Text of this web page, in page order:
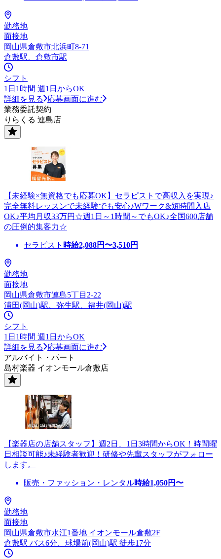
勤務地
面接地
岡山県倉敷市北浜町8-71
倉敷駅、倉敷市駅
シフト
1日1時間 週1日からOK
詳細を見る
応募画面に進む
業務委託契約
りらくる 連島店
【未経験×無資格でも応募OK】セラピストで高収入を実現♪
完全無料レッスンで未経験でも安心♪Wワーク&短時間入店
OK♪平均月収33万円☆週1日～1時間～でもOK♪全国600店舗
の圧倒的集客力☆
セラピスト 時給2,088円〜3,510円
勤務地
面接地
岡山県倉敷市連島5丁目2-22
浦田(岡山)駅、弥生駅、福井(岡山)駅
シフト
1日1時間 週1日からOK
詳細を見る
応募画面に進む
アルバイト・パート
島村楽器 イオンモール倉敷店
【楽器店の店舗スタッフ】週2日、1日3時間からOK！時間曜
日相談可能♪未経験者歓迎！研修や先輩スタッフがフォロー
します。
販売・ファッション・レンタル時給1,050円〜
勤務地
面接地
岡山県倉敷市水江1番地 イオンモール倉敷2F
倉敷駅 バス6分、球場前(岡山)駅 徒歩17分